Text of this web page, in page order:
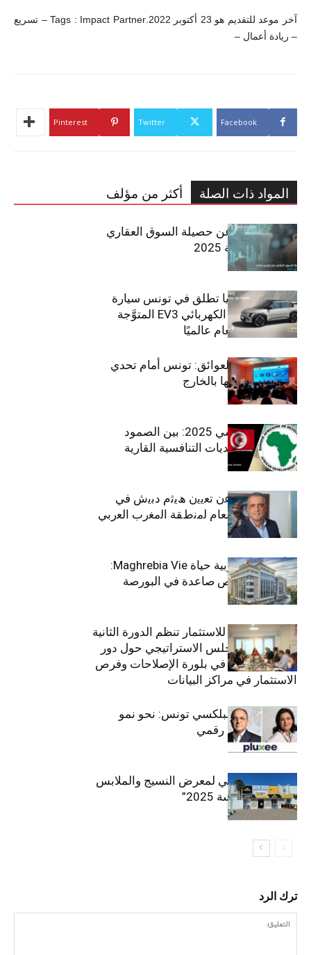
آخر موعد للتقديم هو 23 أكتوبر 2022.Tags : Impact Partner – تسريع
– ريادة أعمال –
Facebook
Twitter
Pinterest
المواد ذات الصلة أكثر من مؤلف
مبوب تكشف عن حصيلة السوق العقاري
في تونس لسنة 2025
سيتي كارز – كيا تطلق في تونس سيارة
الـدفع الرباعي الكهربائي EV3 المتوَّجة
بلقب سيارة العام عالميًا
بين الطموح والعوائق: تونس أمام تحدي
استعادة كفاءاتها بالخارج
الاقتصاد التونسي 2025: بين الصمود
الاجتماعي وتحديات التنافسية القارية
ﺗﯾﺗرا ﺑﺎك ﺗﻌﻠن ﻋن ﺗﻌﯾﯾن ھﯾﺛم دﺑﯾش ﻓﻲ
ﻣﻧﺻب اﻟﻣدﯾر اﻟﻌﺎم ﻟﻣﻧطﻘﺔ اﻟﻣﻐرب اﻟﻌرﺑﻲ
وﻏرب أﻓرﯾﻘﯾﺎ
التأمينات المغربية حياة Maghrebia Vie:
فاعل رائد بفرص صاعدة في البورصة
(+34.8%)
الهيئة التونسية للاستثمار تنظم الدورة الثانية
والعشرين للمجلس الاستراتيجي حول دور
القطاع الخاص في بلورة الإصلاحات وفرص
الاستثمار في مراكز البيانات
قيادة مزدوجة لبلكسي تونس: نحو نمو
متسارع وتحول رقمي
الافتتاح الرسمي لمعرض النسيج والملابس
“إنترتكس سوسة 2025”
ترك الرد